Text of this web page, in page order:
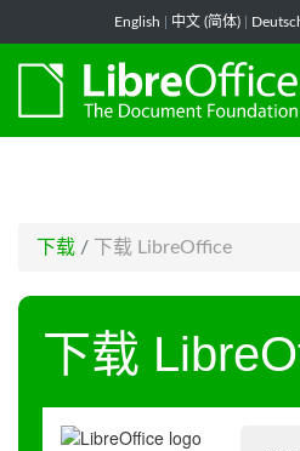
English 中文 (简体)
下载 / 下载 LibreOffice
下载